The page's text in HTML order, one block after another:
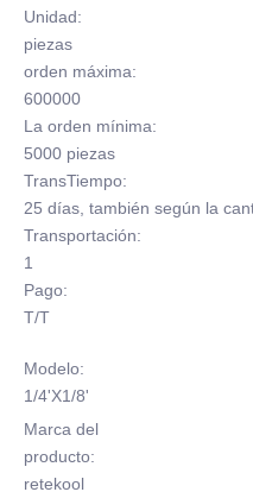
Unidad:
piezas
orden máxima:
600000
La orden mínima:
5000 piezas
TransTiempo:
25 días, también según la
Transportación:
1
Pago:
T/T
Modelo:
1/4'X1/8'
Marca del
producto:
retekool